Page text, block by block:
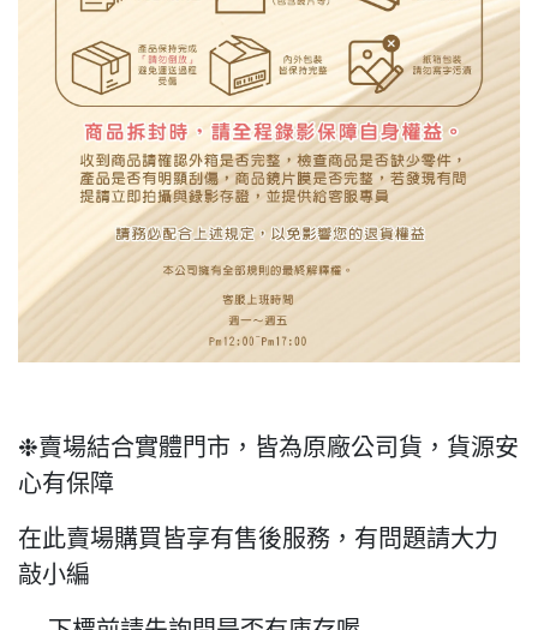
❉賣場結合實體門市，皆為原廠公司貨，貨源安
心有保障
在此賣場購買皆享有售後服務，有問題請大力
敲小編